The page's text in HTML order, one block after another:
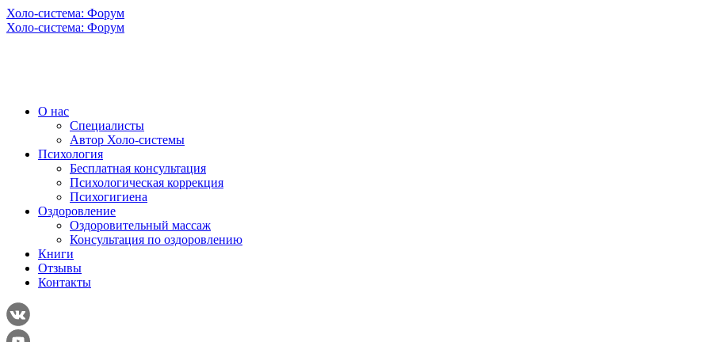
Холо-система: Форум
Холо-система: Форум
О нас
Специалисты
Автор Холо-системы
Психология
Бесплатная консультация
Психологическая коррекция
Психогигиена
Оздоровление
Оздоровительный массаж
Консультация по оздоровлению
Книги
Отзывы
Контакты